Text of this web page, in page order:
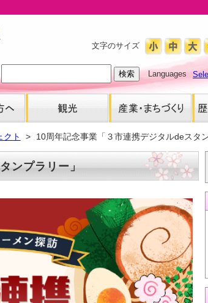
文字のサイズ
Languages
クト 10周年記念事業「３市連携デジタルdeスタ
ンプラリー」